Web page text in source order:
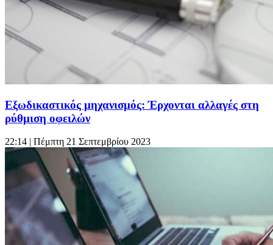
Εξωδικαστικός μηχανισμός: Έρχονται αλλαγές στη
ρύθμιση οφειλών
22:14 | Πέμπτη 21 Σεπτεμβρίου 2023